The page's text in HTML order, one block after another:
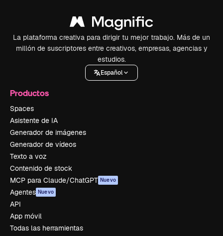
La plataforma creativa para dirigir tu mejor trabajo. Más de un
millón de suscriptores entre creativos, empresas, agencias y
estudios.
Español
Productos
Spaces
Asistente de IA
Generador de imágenes
Generador de vídeos
Texto a voz
Contenido de stock
MCP para Claude/ChatGPT Nuevo
Agentes Nuevo
API
App móvil
Todas las herramientas